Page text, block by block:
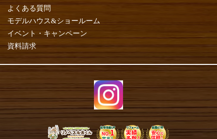
よくある質問
モデルハウス&ショールーム
イベント・キャンペーン
資料請求